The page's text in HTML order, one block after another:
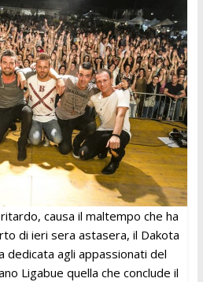
causa il maltempo che ha
di ieri sera astasera, il Dakota
agli appassionati del
Ligabue quella che conclude il